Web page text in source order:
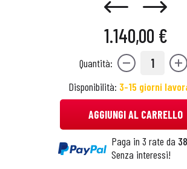
1.140,00 €
Quantità: 1
Disponibilità: 3-15 giorni
AGGIUNGI AL CARRELLO
Paga in 3 rate da
Senza interessi!